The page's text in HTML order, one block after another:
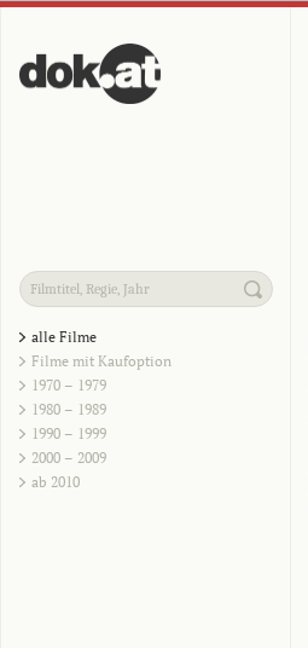
alle Filme
Filme mit Kaufoption
1970 – 1979
1980 – 1989
1990 – 1999
2000 – 2009
ab 2010